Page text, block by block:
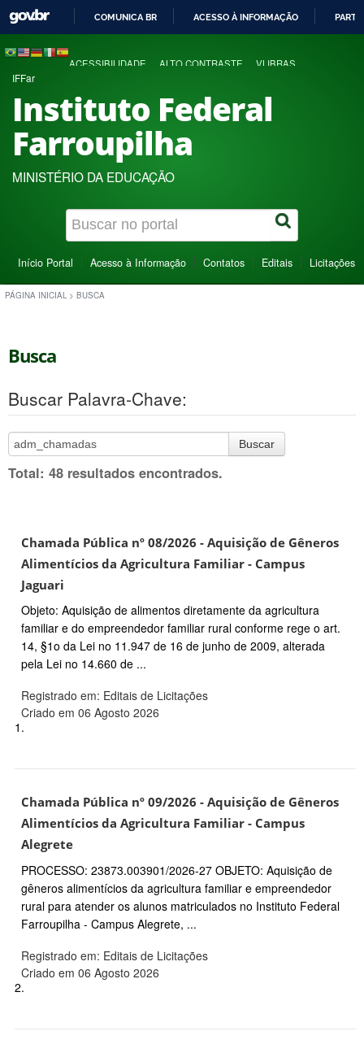
COMUNICA BR ACESSO À INFORMAÇÃO
ACESSIBILIDADE ALTO CONTRASTE VLIBRAS
IFFar
Instituto Federal
Farroupilha
MINISTÉRIO DA EDUCAÇÃO
Início Portal Acesso à Informação Contatos Editais Licitações
PÁGINA INICIAL > BUSCA
Busca
Buscar Palavra-Chave:
Buscar
Total: 48 resultados encontrados.
Chamada Pública nº 08/2026 - Aquisição de Gêneros
Alimentícios da Agricultura Familiar - Campus
Jaguari
Objeto: Aquisição de alimentos diretamente da agricultura
familiar e do empreendedor familiar rural conforme rege o art.
14, §1o da Lei no 11.947 de 16 de junho de 2009, alterada
pela Lei no 14.660 de ...
Registrado em: Editais de Licitações
Criado em 06 Agosto 2026
1.
Chamada Pública nº 09/2026 - Aquisição de Gêneros
Alimentícios da Agricultura Familiar - Campus
Alegrete
PROCESSO: 23873.003901/2026-27 OBJETO: Aquisição de
gêneros alimentícios da agricultura familiar e empreendedor
rural para atender os alunos matriculados no Instituto Federal
Farroupilha - Campus Alegrete, ...
Registrado em: Editais de Licitações
Criado em 06 Agosto 2026
2.